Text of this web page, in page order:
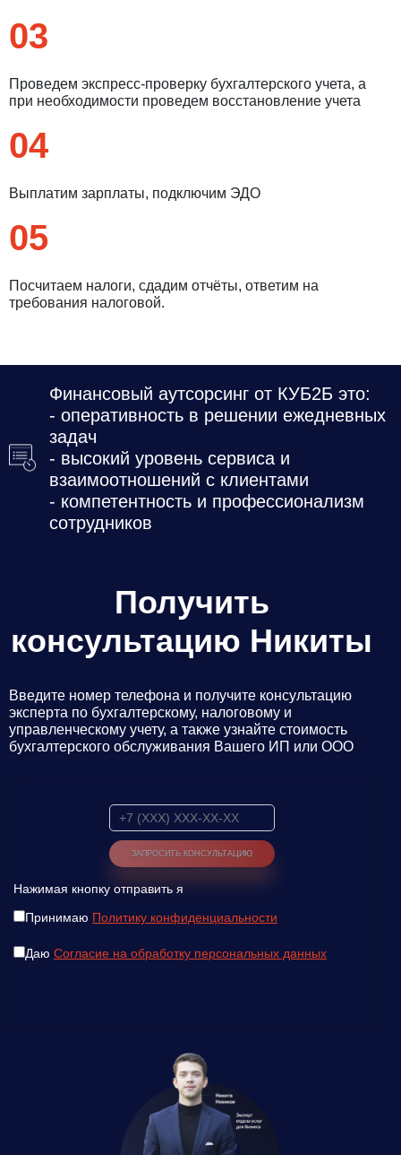
03
Проведем экспресс-проверку бухгалтерского учета, а
при необходимости проведем восстановление учета
04
Выплатим зарплаты, подключим ЭДО
05
Посчитаем налоги, сдадим отчёты, ответим на
требования налоговой.
Финансовый аутсорсинг от КУБ2Б это:
- оперативность в решении ежедневных
задач
- высокий уровень сервиса и
взаимоотношений с клиентами
- компетентность и профессионализм
сотрудников
Получить
консультацию Никиты
Введите номер телефона и получите консультацию
эксперта по бухгалтерскому, налоговому и
управленческому учету, а также узнайте стоимость
бухгалтерского обслуживания Вашего ИП или ООО
Нажимая кнопку отправить я
Принимаю Политику конфиденциальности
Даю Согласие на обработку персональных данных
Нажимая кнопку отправить я
Политику конфиденциальности